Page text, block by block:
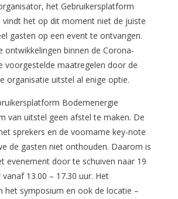
het Gebruikersplatform
vindt het op dit moment niet de juiste
gasten op een event te ontvangen.
ontwikkelingen binnen de Corona-
voorgestelde maatregelen door de
organisatie uitstel al enige optie.
Bodemenergie
van uitstel geen afstel te maken. De
sprekers en de voorname key-note
de gasten niet onthouden. Daarom is
evenement door te schuiven naar 19
13.00 – 17.30 uur. Het
het symposium en ook de locatie –